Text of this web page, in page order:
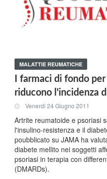
MALATTIE REUMATICHE
I farmaci di fondo
riducono l'incidenza
Venerdi 24 Giugno 2011
Artrite reumatoide e psoriasi
l'insulino-resistenza e il
poubblicato su JAMA ha
diabete mellito nei soggetti
psoriasi in terapia con
(DMARDs).